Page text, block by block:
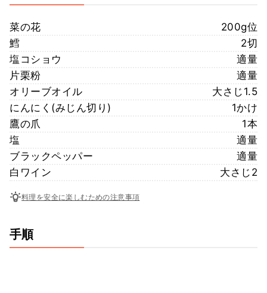
菜の花
200g位
鱈
2切
塩コショウ
適量
片栗粉
適量
オリーブオイル
大さじ1.5
にんにく(みじん切り)
1かけ
鷹の爪
1本
塩
適量
ブラックペッパー
適量
白ワイン
大さじ2
料理を安全に楽しむための注意事項
手順